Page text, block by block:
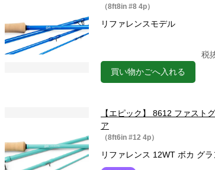
（8ft8in #8 4p）
リファレンスモデル
税
買い物かごへ入れる
【エピック】 8612 ファスト
ア
（8ft6in #12 4p）
リファレンス 12WT ボカ グ